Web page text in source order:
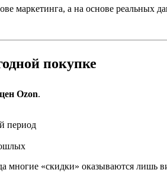
маркетинга, а на основе реальных
покупке
Ozon.
период
многие «скидки» оказываются лишь